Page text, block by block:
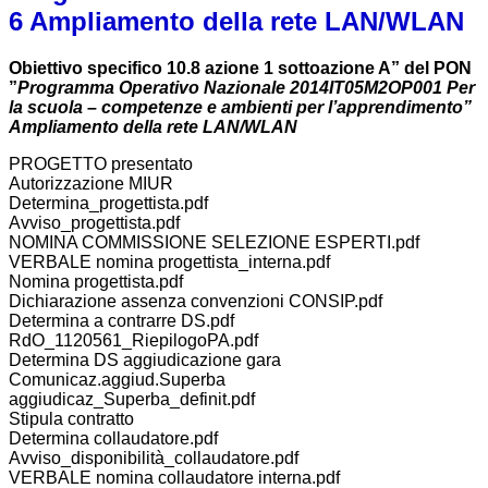
6 Ampliamento della rete LAN/WLAN
Obiettivo specifico 10.8 azione 1 sottoazione A” del PON
”Programma Operativo Nazionale 2014IT05M2OP001 Per
la scuola – competenze e ambienti per l’apprendimento”
Ampliamento della rete LAN/WLAN
PROGETTO presentato
Autorizzazione MIUR
Determina_progettista.pdf
Avviso_progettista.pdf
NOMINA COMMISSIONE SELEZIONE ESPERTI.pdf
VERBALE nomina progettista_interna.pdf
Nomina progettista.pdf
Dichiarazione assenza convenzioni CONSIP.pdf
Determina a contrarre DS.pdf
RdO_1120561_RiepilogoPA.pdf
Determina DS aggiudicazione gara
Comunicaz.aggiud.Superba
aggiudicaz_Superba_definit.pdf
Stipula contratto
Determina collaudatore.pdf
Avviso_disponibilità_collaudatore.pdf
VERBALE nomina collaudatore interna.pdf